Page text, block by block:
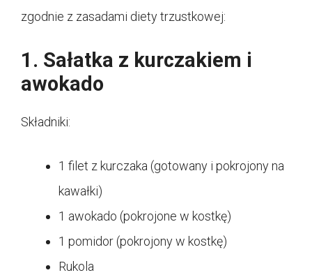
zgodnie z zasadami diety trzustkowej:
1. Sałatka z kurczakiem i
awokado
Składniki:
1 filet z kurczaka (gotowany i pokrojony na
kawałki)
1 awokado (pokrojone w kostkę)
1 pomidor (pokrojony w kostkę)
Rukola